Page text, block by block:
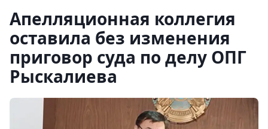
Апелляционная коллегия
оставила без изменения
приговор суда по делу ОПГ
Рыскалиева